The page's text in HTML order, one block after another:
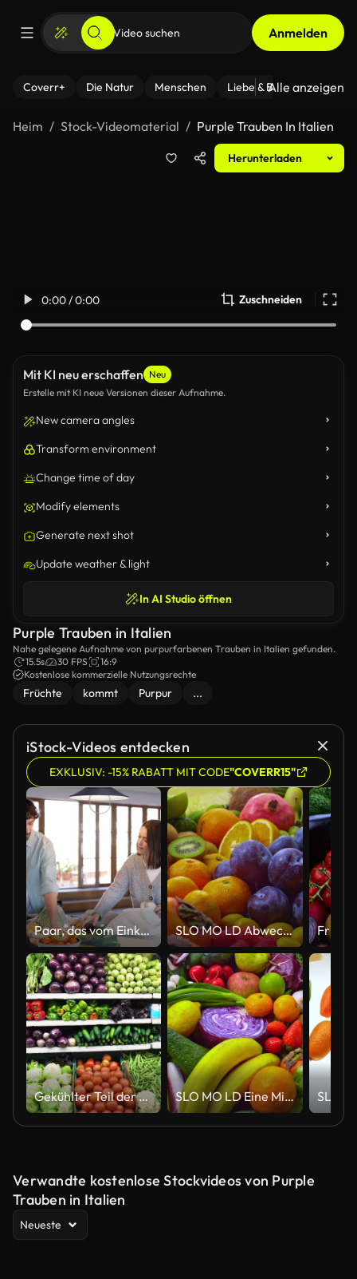
Anmelden
Coverr+ Die Natur Menschen Liebe & Beziehungen
Alle anzeigen
Heim Stock-Videomaterial Purple Trauben In Italien
Herunterladen
0:00 / 0:00 Zuschneiden
Mit KI neu erschaffen Neu
Erstelle mit KI neue Versionen dieser Aufnahme.
New camera angles
Transform environment
Change time of day
Modify elements
Generate next shot
Update weather & light
In AI Studio öffnen
Purple Trauben in Italien
Nahe gelegene Aufnahme von purpurfarbenen Trauben in Italien gefunden.
15.5s
30 FPS
16:9
Kostenlose kommerzielle Nutzungsrechte
Früchte kommt Purpur ...
iStock-Videos entdecken
EXKLUSIV: -15% RABATT MIT CODE"COVERR15"
Paar, das vom Einkaufen von Lebensmitteln nach Hause kommt SLO MO LD Abwechslungsreiche Früchte rotierend
Gekühlter Teil der Obst- und Gemüsewaren im Supermarkt SLO MO LD Eine Mischung aus Früchten und Gemüse, die sich auf einem Teller drehen
Verwandte kostenlose Stockvideos von Purple
Trauben in Italien
Neueste